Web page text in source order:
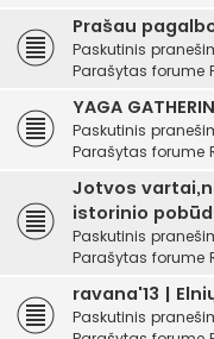
Prašau
Paskutinis
Parašytas forume
YAGA
Paskutinis
Parašytas forume
Jotvos
istorinio
Paskutinis
Parašytas forume
ravana'13 |
Paskutinis